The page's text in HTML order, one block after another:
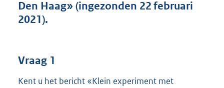
t
b
Den Haag» (ingezonden 22 februari
2021).
Vraag 1
Kent u het bericht «Klein experiment met